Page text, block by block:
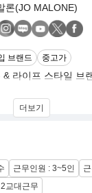
론(JO MALONE)
브랜드 중고가
라이프 스타일 브
적으로 계승하고 있
,
한 매력을 갖추고
더보기
근무인원 : 3~5인
교대근무